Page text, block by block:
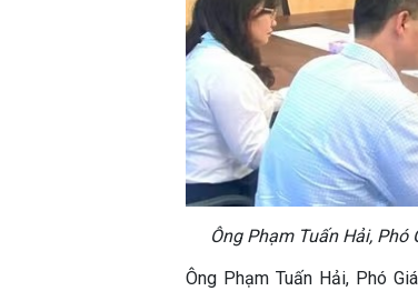
Ông Phạm Tuấn Hải,
Ông Phạm Tuấn Hải, Phó